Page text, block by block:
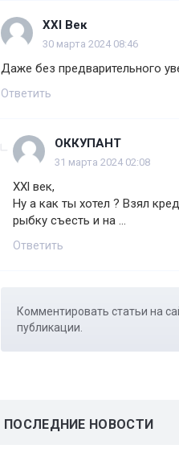
ХХl Век
30 марта 2024 08:46
Даже без предварительного
Ответить
ОККУПАНТ
31 марта 2024 02:08
ХХl век,
Ну а как ты хотел ? Взял
рыбку съесть и на ...
Ответить
Комментировать статьи на
публикации.
ПОСЛЕДНИЕ НОВОСТИ